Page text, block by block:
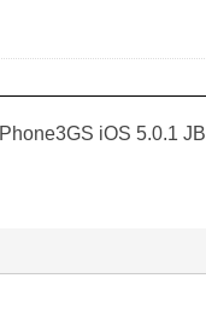
iOS 5.0.1 JB